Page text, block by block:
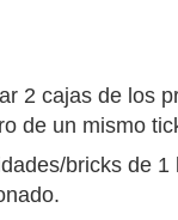
2 cajas de los
de un mismo
bricks de